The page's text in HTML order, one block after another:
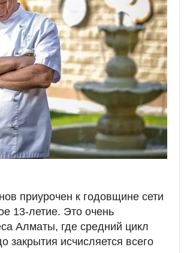
приурочен к годовщине сети
13-летие. Это очень
Алматы, где средний цикл
закрытия исчисляется всего